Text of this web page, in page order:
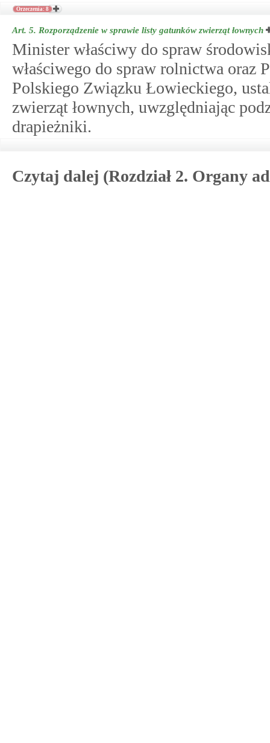
Orzeczenia: 8
Art. 5. Rozporządzenie w sprawie listy gatunków zwierząt łownych
Minister właściwy do spraw
właściwego do spraw rolnictwa oraz
Polskiego Związku Łowieckiego,
zwierząt łownych, uwzględniając
drapieżniki.
Czytaj dalej (Rozdział 2. Organy